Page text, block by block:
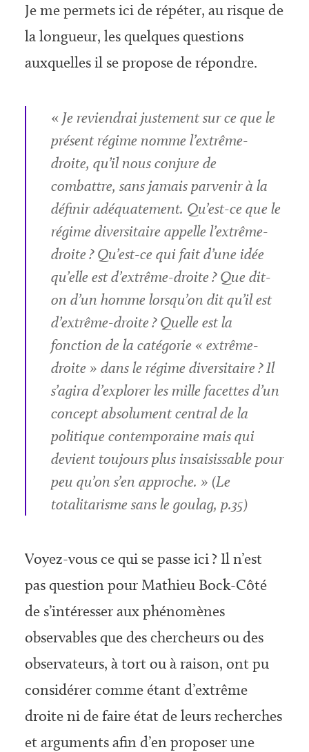
Je me permets ici de répéter, au risque de
la longueur, les quelques questions
auxquelles il se propose de répondre.
« Je reviendrai justement sur ce que le
présent régime nomme l’extrême-
droite, qu’il nous conjure de
combattre, sans jamais parvenir à la
définir adéquatement. Qu’est-ce que le
régime diversitaire appelle l’extrême-
droite ? Qu’est-ce qui fait d’une idée
qu’elle est d’extrême-droite ? Que dit-
on d’un homme lorsqu’on dit qu’il est
d’extrême-droite ? Quelle est la
fonction de la catégorie « extrême-
droite » dans le régime diversitaire ? Il
s’agira d’explorer les mille facettes d’un
concept absolument central de la
politique contemporaine mais qui
devient toujours plus insaisissable pour
peu qu’on s’en approche. » (Le
totalitarisme sans le goulag, p.35)
Voyez-vous ce qui se passe ici ? Il n’est
pas question pour Mathieu Bock-Côté
de s’intéresser aux phénomènes
observables que des chercheurs ou des
observateurs, à tort ou à raison, ont pu
considérer comme étant d’extrême
droite ni de faire état de leurs recherches
et arguments afin d’en proposer une